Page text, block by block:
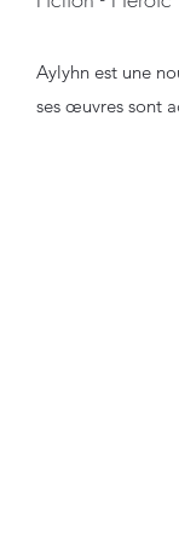
Aylyhn est une
ses œuvres sont